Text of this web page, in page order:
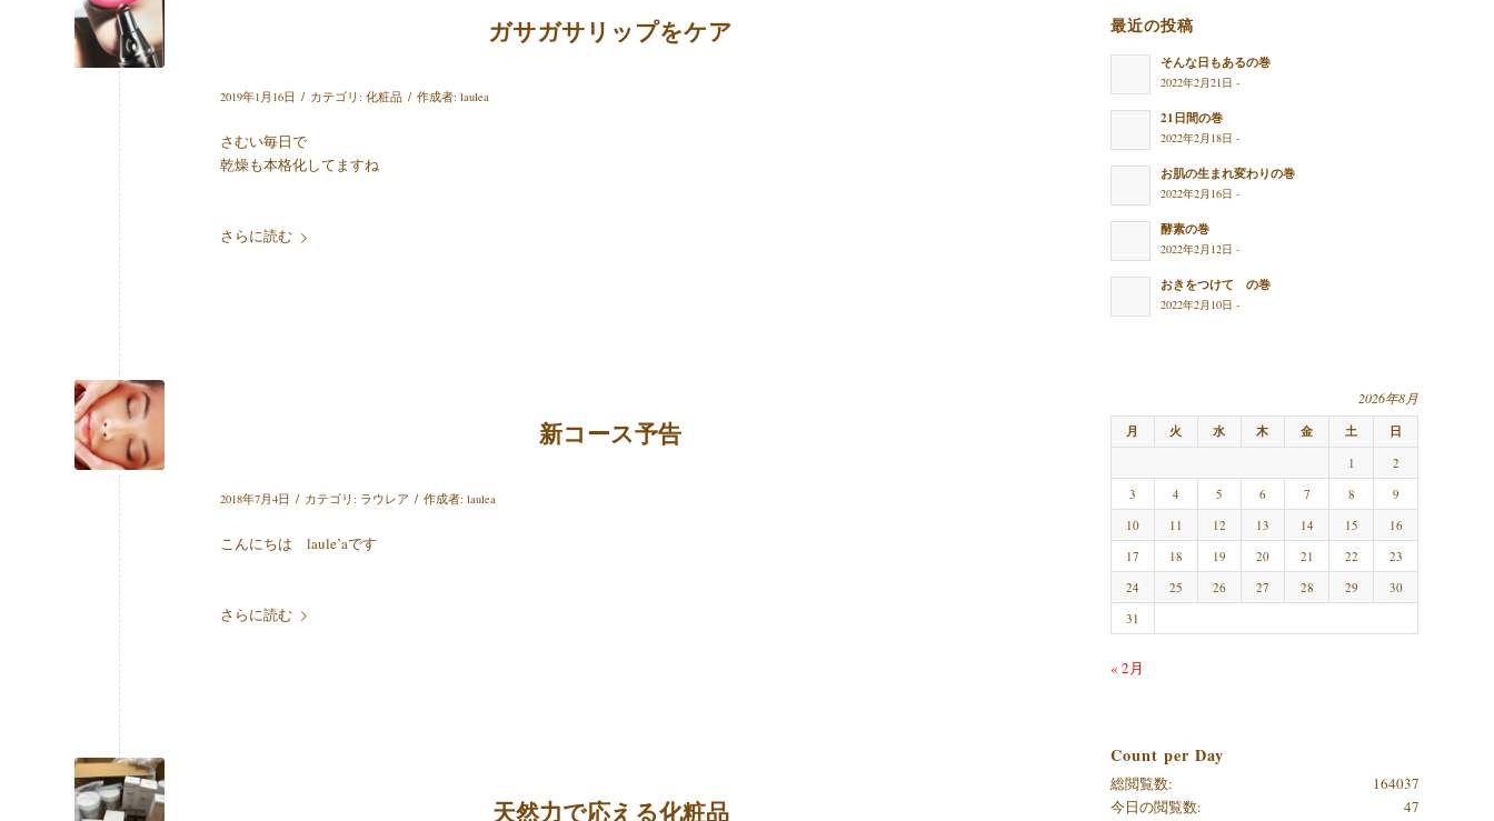
ガサガサリップをケア
2019年1月16日 / カテゴリ: 化粧品 / 作成者: laulea
さむい毎日で
乾燥も本格化してますね
さらに読む
新コース予告
2018年7月4日 / カテゴリ: ラウレア / 作成者: laulea
こんにちは laule’aです
さらに読む
天然力で応える化粧品
最近の投稿
そんな日もあるの巻
2022年2月21日 -
21日間の巻
2022年2月18日 -
お肌の生まれ変わりの巻
2022年2月16日 -
酵素の巻
2022年2月12日 -
おきをつけて の巻
2022年2月10日 -
2026年8月
月
火 水 木 金 土 日
1
2
3
4 5 6 7 8
9
10
11 12 13 14 15
16
17
18 19 20 21 22
23
24
25 26 27 28 29
30
31
« 2月
Count per Day
164037
総閲覧数:
47
今日の閲覧数: